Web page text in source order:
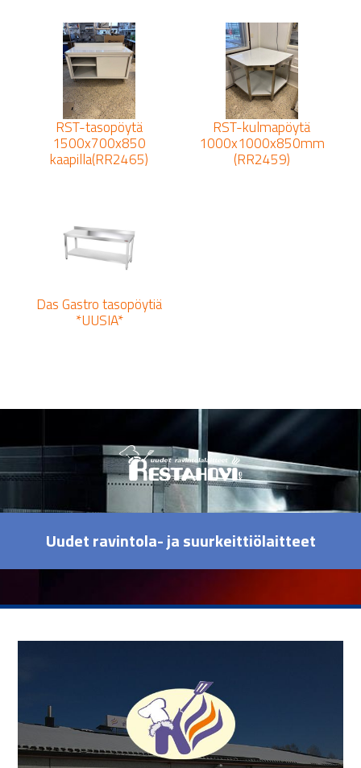
RST-tasopöytä
1500x700x850
kaapilla(RR2465)
RST-kulmapöytä
1000x1000x850mm
(RR2459)
Das Gastro tasopöytiä
*UUSIA*
Uudet ravintola- ja suurkeittiölaitteet